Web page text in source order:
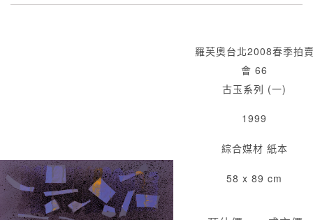
羅芙奧台北2008春季拍
會 66
古玉系列 (一)
1999
綜合媒材 紙本
58 x 89 cm